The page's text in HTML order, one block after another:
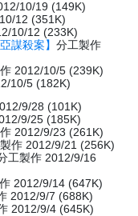
10/19 (149K)
12 (351K)
10/12 (233K)
亞謀殺案】分工製作
2012/10/5 (239K)
10/5 (182K)
9/28 (101K)
9/25 (185K)
2012/9/23 (261K)
作 2012/9/21 (256K)
工製作 2012/9/16
2012/9/14 (647K)
2012/9/7 (688K)
2012/9/4 (645K)